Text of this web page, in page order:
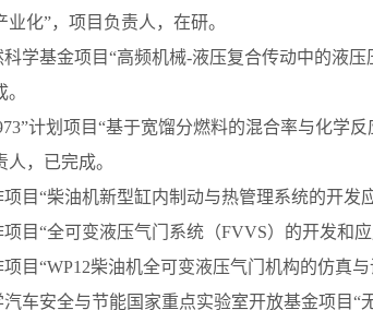
业化”，项目负责人，在研。
科学基金项目“高频机械-液压复合传动中的液
计划项目“基于宽馏分燃料的混合率与化学
，已完成。
目“柴油机新型缸内制动与热管理系统的开发
项目“全可变液压气门系统（FVVS）的开发和应
目“WP12柴油机全可变液压气门机构的仿真
汽车安全与节能国家重点实验室开放基金项目